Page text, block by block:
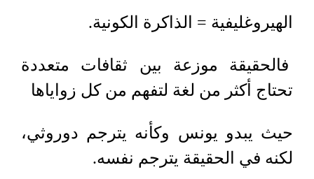
الهيروغليفية = الذاكرة الكونية.
فالحقيقة موزعة بين ثقافات متعددة
تحتاج أكثر من لغة لتفهم من كل زواياها
حيث يبدو يونس وكأنه يترجم دوروثي،
لكنه في الحقيقة يترجم نفسه.